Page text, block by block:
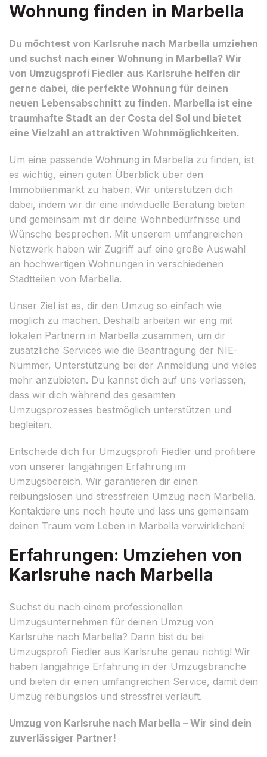
Wohnung finden in Marbella
Du möchtest von Karlsruhe nach Marbella umziehen
und suchst nach einer Wohnung in Marbella? Wir
von Umzugsprofi Fiedler aus Karlsruhe helfen dir
gerne dabei, die perfekte Wohnung für deinen
neuen Lebensabschnitt zu finden. Marbella ist eine
traumhafte Stadt an der Costa del Sol und bietet
eine Vielzahl an attraktiven Wohnmöglichkeiten.
Um eine passende Wohnung in Marbella zu finden, ist
es wichtig, einen guten Überblick über den
Immobilienmarkt zu haben. Wir unterstützen dich
dabei, indem wir dir eine individuelle Beratung bieten
und gemeinsam mit dir deine Wohnbedürfnisse und
Wünsche besprechen. Mit unserem umfangreichen
Netzwerk haben wir Zugriff auf eine große Auswahl
an hochwertigen Wohnungen in verschiedenen
Stadtteilen von Marbella.
Unser Ziel ist es, dir den Umzug so einfach wie
möglich zu machen. Deshalb arbeiten wir eng mit
lokalen Partnern in Marbella zusammen, um dir
zusätzliche Services wie die Beantragung der NIE-
Nummer, Unterstützung bei der Anmeldung und vieles
mehr anzubieten. Du kannst dich auf uns verlassen,
dass wir dich während des gesamten
Umzugsprozesses bestmöglich unterstützen und
begleiten.
Entscheide dich für Umzugsprofi Fiedler und profitiere
von unserer langjährigen Erfahrung im
Umzugsbereich. Wir garantieren dir einen
reibungslosen und stressfreien Umzug nach Marbella.
Kontaktiere uns noch heute und lass uns gemeinsam
deinen Traum vom Leben in Marbella verwirklichen!
Erfahrungen: Umziehen von
Karlsruhe nach Marbella
Suchst du nach einem professionellen
Umzugsunternehmen für deinen Umzug von
Karlsruhe nach Marbella? Dann bist du bei
Umzugsprofi Fiedler aus Karlsruhe genau richtig! Wir
haben langjährige Erfahrung in der Umzugsbranche
und bieten dir einen umfangreichen Service, damit dein
Umzug reibungslos und stressfrei verläuft.
Umzug von Karlsruhe nach Marbella – Wir sind dein
zuverlässiger Partner!